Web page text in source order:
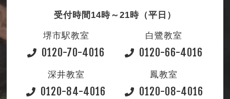
受付時間14時～21時（平日）
堺市駅教室
0120-70-4016
白鷺教室
0120-66-4016
深井教室
0120-84-4016
鳳教室
0120-08-4016